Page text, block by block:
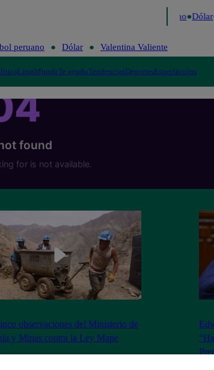
Fútbol peruano Dólar
peruano Dólar Valentina Valiente
LimaMundoTe ayudoTendenciasDeportesEspectáculos
observaciones del Ministerio de
y Minas contra la Ley Mape